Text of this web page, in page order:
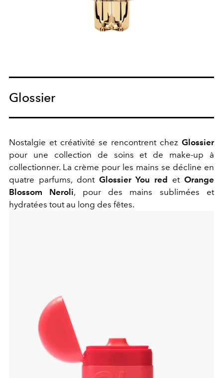
Glossier
Nostalgie et créativité se rencontrent chez Glossier
pour une collection de soins et de make-up à
collectionner. La crème pour les mains se décline en
quatre parfums, dont Glossier You red etOrange
Blossom Neroli, pour des mains sublimées et
hydratées tout au long des fêtes.